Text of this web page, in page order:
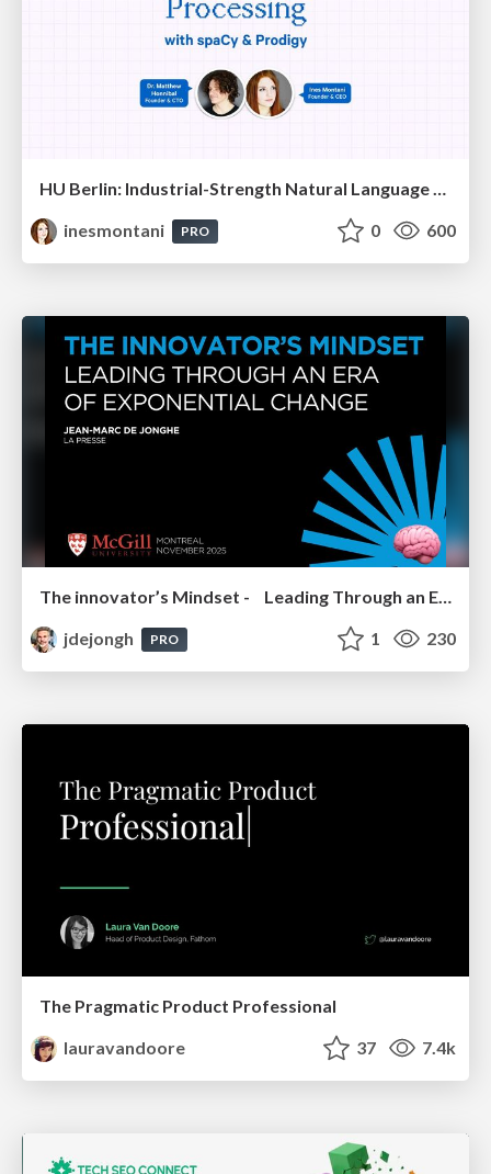
HU Berlin: Industrial-Strength Natural Language Processing with spaCy and Prodigy
inesmontani
PRO 0 600
The innovator’s Mindset - Leading Through an Era of Exponential Change - McGill University 2025
jdejongh
PRO 1 230
The Pragmatic Product Professional
lauravandoore
37 7.4k